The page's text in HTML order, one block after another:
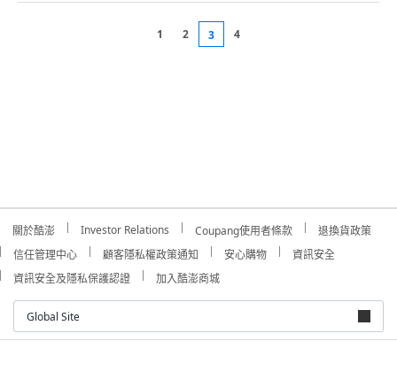
1 2 3 4
關於酷澎 Investor Relations Coupang使用者條款
退換貨政策
信任管理中心
顧客隱私權政策通知 安心購物
資訊安全
資訊安全及隱私保護認證
加入酷澎商城
Global Site